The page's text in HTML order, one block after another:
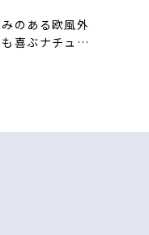
みのある欧風外
喜ぶナチュラ